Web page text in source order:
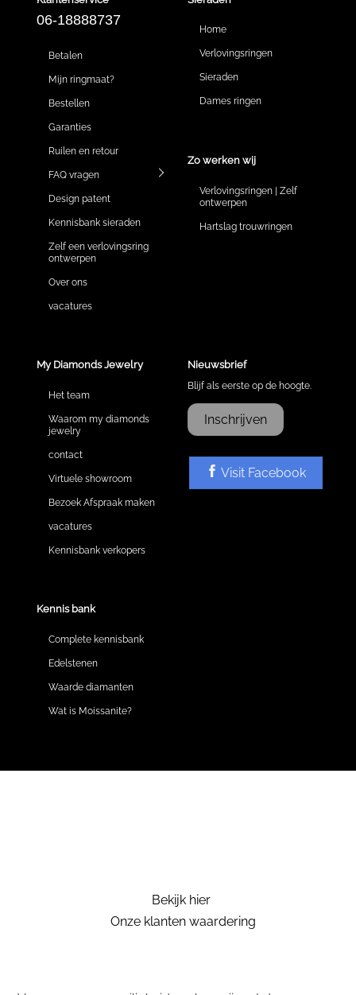
06-18888737
Betalen
Mijn ringmaat?
Bestellen
Garanties
Ruilen en retour
FAQ vragen
Design patent
Kennisbank sieraden
Zelf een verlovingsring
ontwerpen
Over ons
vacatures
Home
Verlovingsringen
Sieraden
Dames ringen
Zo werken wij
Verlovingsringen | Zelf
ontwerpen
Hartslag trouwringen
My Diamonds Jewelry
Het team
Waarom my diamonds
jewelry
contact
Virtuele showroom
Bezoek Afspraak maken
vacatures
Kennisbank verkopers
Kennis bank
Complete kennisbank
Edelstenen
Waarde diamanten
Wat is Moissanite?
Nieuwsbrief
Blijf als eerste op de hoogte.
Inschrijven
Visit Facebook
Bekijk hier
Onze klanten waardering